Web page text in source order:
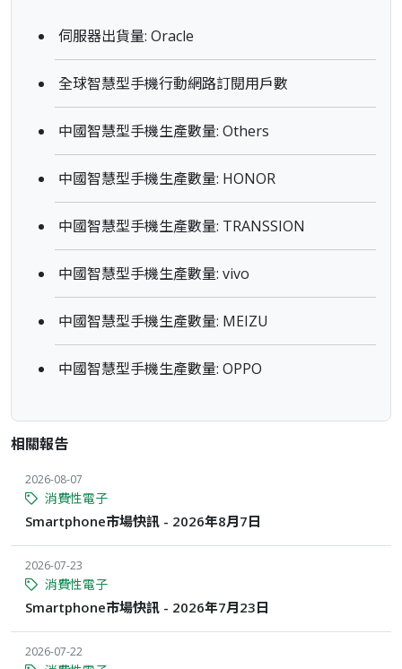
伺服器出貨量: Oracle
全球智慧型手機行動網路訂閱用戶數
中國智慧型手機生產數量: Others
中國智慧型手機生產數量: HONOR
中國智慧型手機生產數量: TRANSSION
中國智慧型手機生產數量: vivo
中國智慧型手機生產數量: MEIZU
中國智慧型手機生產數量: OPPO
相關報告
2026-08-07
消費性電子
Smartphone市場快訊 - 2026年8月7日
2026-07-23
消費性電子
Smartphone市場快訊 - 2026年7月23日
2026-07-22